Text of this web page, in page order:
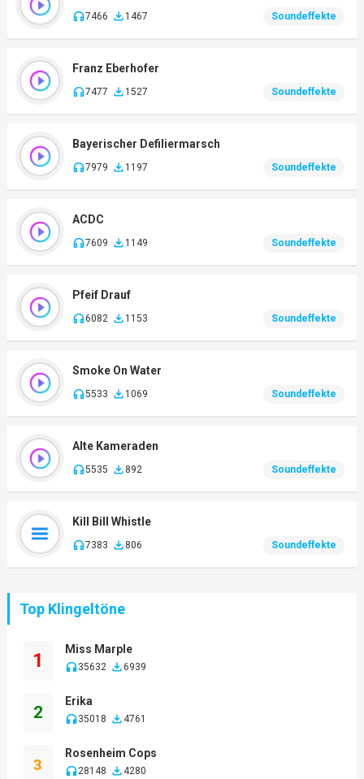
7466 1467 Soundeffekte
Franz Eberhofer
7477 1527 Soundeffekte
Bayerischer Defiliermarsch
7979 1197 Soundeffekte
ACDC
7609 1149 Soundeffekte
Pfeif Drauf
6082 1153 Soundeffekte
Smoke On Water
5533 1069 Soundeffekte
Alte Kameraden
5535 892 Soundeffekte
Kill Bill Whistle
7383 806 Soundeffekte
Top Klingeltöne
1
Miss Marple
35632 6939
2
Erika
35018 4761
3
Rosenheim Cops
28148 4280